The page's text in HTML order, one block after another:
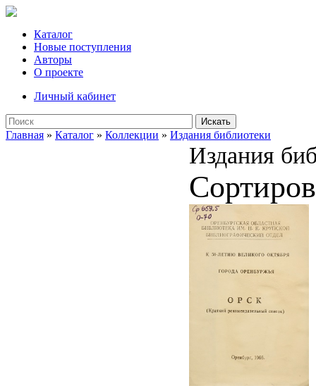
Каталог
Новые поступления
Авторы
О проекте
Личный кабинет
Искать
Главная » Каталог » Коллекции » Издания библиотеки
Издания